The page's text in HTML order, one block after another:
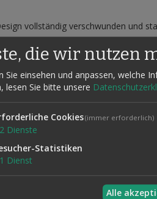
vollständig verschwunden und
für unvergessliche
einfach vorzuführen und eignet sich
von Matthew Wrights früheren
reduziert. Das Ergebnis ist
erste Ansätze dieses
Effekts.
Spielkarte
festlegen
die wir nutzen
Sie einsehen und anpassen, welche
lesen Sie bitte unsere
Cookies(immer erforderlich)
2 Dienste
Statistiken
1 Dienst
Alle